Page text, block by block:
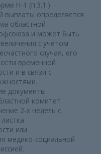
Н-1 (п.3.1.)
определяется
областной
и может быть
с учетом
случая, его
временной
и в связи с
документы
комитет
2-х недель с
или
медико-социальной